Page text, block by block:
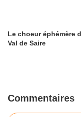
Le choeur éphémère
Val de Saire
Commentaires